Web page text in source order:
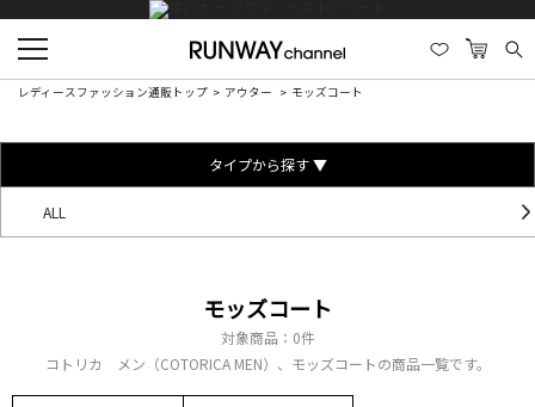
レディースファッション通販トップ アウター モッズコート
タイプから探す ▼
ALL
モッズコート
対象商品： 0件
コトリカ メン（COTORICA MEN）、モッズコートの商品一覧です。